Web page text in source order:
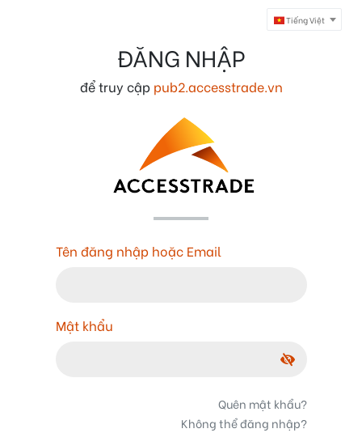
Tiếng Việt
ĐĂNG NHẬP
để truy cập pub2.accesstrade.vn
Tên đăng nhập hoặc Email
Mật khẩu
Quên mật khẩu?
Không thể đăng nhập?